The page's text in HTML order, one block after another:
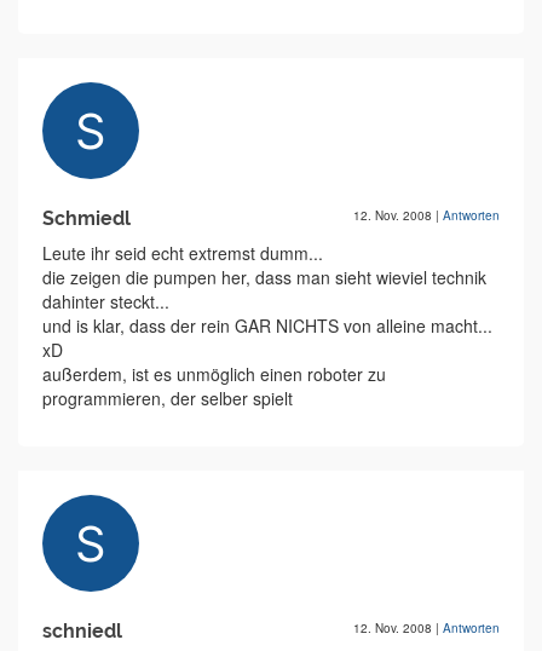
Schmiedl 12. Nov. 2008 | Antworten
Leute ihr seid echt extremst dumm...
die zeigen die pumpen her, dass man sieht wieviel technik
dahinter steckt...
und is klar, dass der rein GAR NICHTS von alleine macht...
xD
außerdem, ist es unmöglich einen roboter zu
programmieren, der selber spielt
schniedl 12. Nov. 2008 | Antworten